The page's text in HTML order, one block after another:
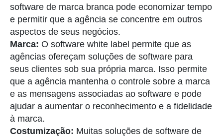
software de marca branca pode economizar tempo
e permitir que a agência se concentre em outros
aspectos de seus negócios.
Marca: O software white label permite que as
agências ofereçam soluções de software para
seus clientes sob sua própria marca. Isso permite
que a agência mantenha o controle sobre a marca
e as mensagens associadas ao software e pode
ajudar a aumentar o reconhecimento e a fidelidade
à marca.
Costumização: Muitas soluções de software de